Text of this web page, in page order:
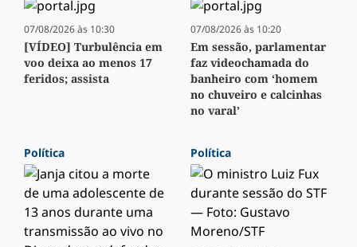
07/08/2026 às 10:30
[VÍDEO] Turbulência em
voo deixa ao menos 17
feridos; assista
07/08/2026 às 10:20
Em sessão, parlamentar
faz videochamada do
banheiro com ‘homem
no chuveiro e calcinhas
no varal’
Política Política